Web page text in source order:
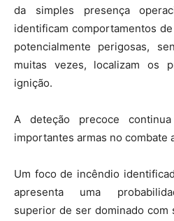
da simples presença
identificam comportamentos
potencialmente perigosas,
muitas vezes, localizam os
ignição.
A deteção precoce
importantes armas no combate
Um foco de incêndio
apresenta uma
superior de ser dominado com